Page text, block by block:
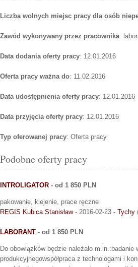
Liczba wolnych miejsc pracy dla osób
Zawód wykonywany przez pracownika:
Data dodania oferty pracy: 12.01.2016
Oferta pracy ważna do: 11.02.2016
Data udostępnienia oferty pracy: 12.01.2016
Data przyjęcia oferty pracy: 12.01.2016
Typ oferowanej pracy: Oferta pracy
Podobne oferty pracy
INTROLIGATOR - od 1 850 PLN
pakowanie, klejenie, prace ręczne
REGIS Kubica Stanisław- 2016-02-23 - Tychy
LABORANT - od 1 850 PLN
Do obowiązków będzie należało
produkcyjnegowspółpraca z technologami i